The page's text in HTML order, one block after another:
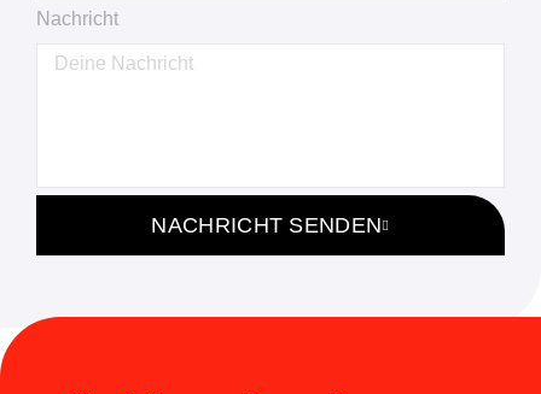
Nachricht
NACHRICHT SENDEN